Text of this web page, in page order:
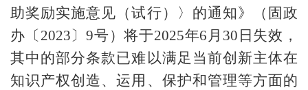
助奖励实施意见（试行）〉的通知》（固政
办〔2023〕9号）将于2025年6月30日失效，
其中的部分条款已难以满足当前创新主体在
知识产权创造、运用、保护和管理等方面的